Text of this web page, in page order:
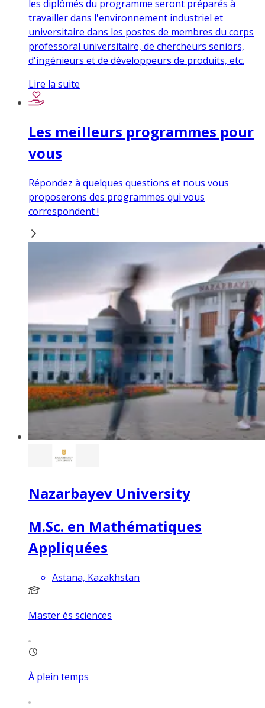
les diplômés du programme seront préparés à
travailler dans l'environnement industriel et
universitaire dans les postes de membres du corps
professoral universitaire, de chercheurs seniors,
d'ingénieurs et de développeurs de produits, etc.
Lire la suite
Les meilleurs programmes pour
vous
Répondez à quelques questions et nous vous
proposerons des programmes qui vous
correspondent !
Nazarbayev University
M.Sc. en Mathématiques
Appliquées
Astana, Kazakhstan
Master ès sciences
À plein temps